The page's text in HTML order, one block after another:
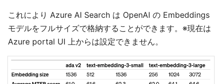
これにより Azure AI Search は OpenAI の Embeddings
モデルをフルサイズで格納することができます。※現在は
Azure portal UI 上からは設定できません。